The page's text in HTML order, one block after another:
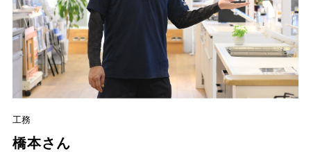
工務
橋本さん